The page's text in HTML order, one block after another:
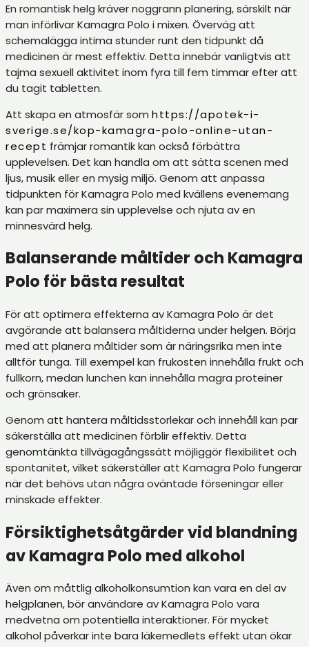
En romantisk helg kräver noggrann planering, särskilt när
man införlivar Kamagra Polo i mixen. Överväg att
schemalägga intima stunder runt den tidpunkt då
medicinen är mest effektiv. Detta innebär vanligtvis att
tajma sexuell aktivitet inom fyra till fem timmar efter att
du tagit tabletten.
Att skapa en atmosfär som https://apotek-i-
sverige.se/kop-kamagra-polo-online-utan-
recept främjar romantik kan också förbättra
upplevelsen. Det kan handla om att sätta scenen med
ljus, musik eller en mysig miljö. Genom att anpassa
tidpunkten för Kamagra Polo med kvällens evenemang
kan par maximera sin upplevelse och njuta av en
minnesvärd helg.
Balanserande måltider och Kamagra
Polo för bästa resultat
För att optimera effekterna av Kamagra Polo är det
avgörande att balansera måltiderna under helgen. Börja
med att planera måltider som är näringsrika men inte
alltför tunga. Till exempel kan frukosten innehålla frukt och
fullkorn, medan lunchen kan innehålla magra proteiner
och grönsaker.
Genom att hantera måltidsstorlekar och innehåll kan par
säkerställa att medicinen förblir effektiv. Detta
genomtänkta tillvägagångssätt möjliggör flexibilitet och
spontanitet, vilket säkerställer att Kamagra Polo fungerar
när det behövs utan några oväntade förseningar eller
minskade effekter.
Försiktighetsåtgärder vid blandning
av Kamagra Polo med alkohol
Även om måttlig alkoholkonsumtion kan vara en del av
helgplanen, bör användare av Kamagra Polo vara
medvetna om potentiella interaktioner. För mycket
alkohol påverkar inte bara läkemedlets effekt utan ökar